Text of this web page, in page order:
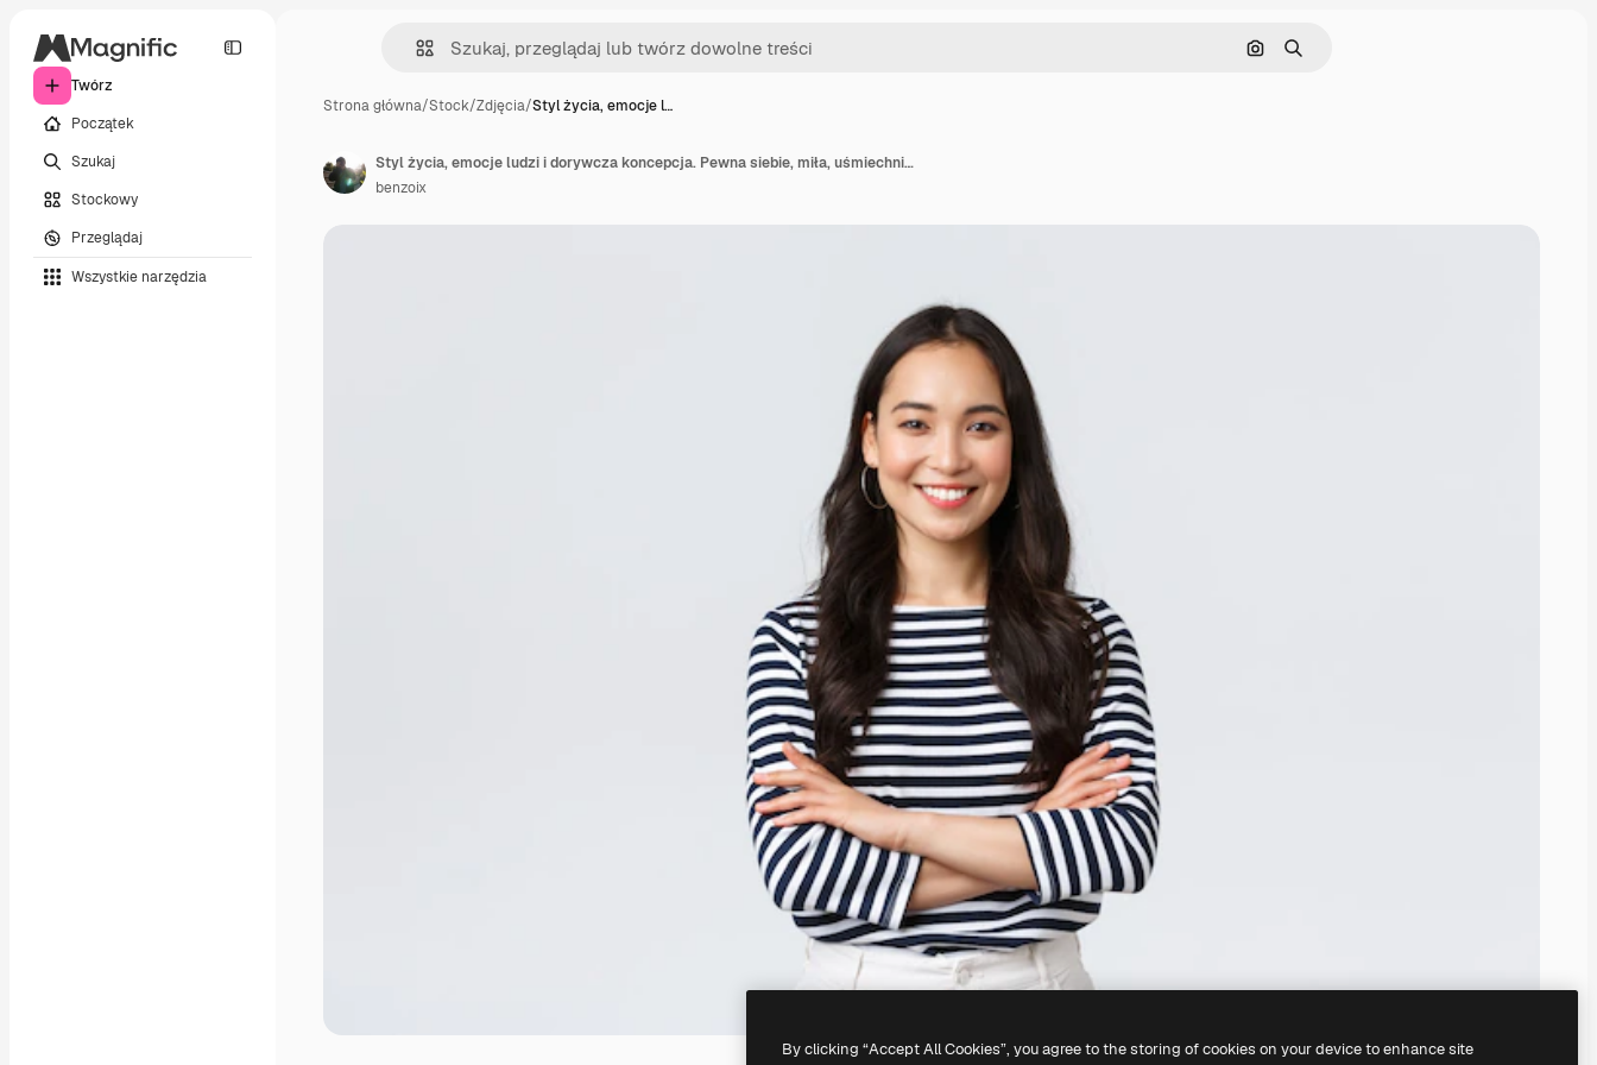
Twórz
Początek
Szukaj
Stockowy
Przeglądaj
Wszystkie narzędzia
Szukaj według obrazu
Szukaj
Strona główna/Stock/Zdjęcia/Styl życia, emocje l…
Styl życia, emocje ludzi i dorywcza koncepcja. Pewna siebie, miła, uśmiechnięta azjatycka kobieta, skrzyżowana ramionami, pewna siebie, gotowa do pomocy, słuchająca współpracowników, biorąca udział w rozmowie
benzoix
By clicking “Accept All Cookies”, you agree to the storing of cookies on your device to enhance site